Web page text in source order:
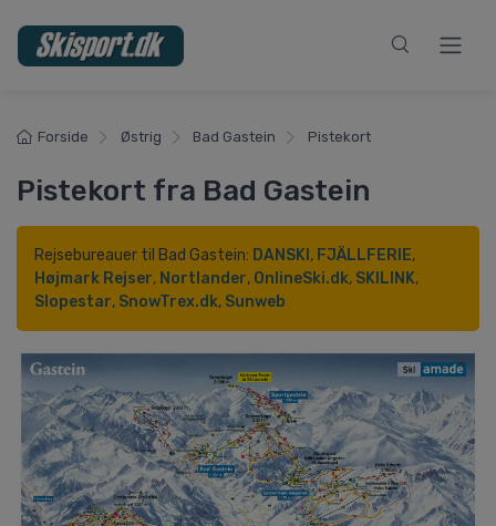
Forside Østrig Bad Gastein Pistekort
Pistekort fra Bad Gastein
Rejsebureauer til Bad Gastein: DANSKI, FJÄLLFERIE,
Højmark Rejser, Nortlander, OnlineSki.dk, SKILINK,
Slopestar, SnowTrex.dk, Sunweb